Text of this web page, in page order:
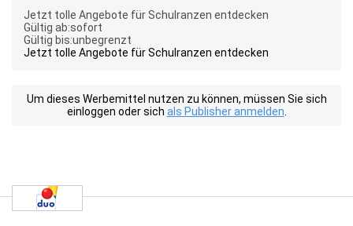
Jetzt tolle Angebote für Schulranzen entdecken
Gültig ab:sofort
Gültig bis:unbegrenzt
Jetzt tolle Angebote für Schulranzen entdecken
Um dieses Werbemittel nutzen zu können, müssen Sie sich
einloggen oder sich als Publisher anmelden